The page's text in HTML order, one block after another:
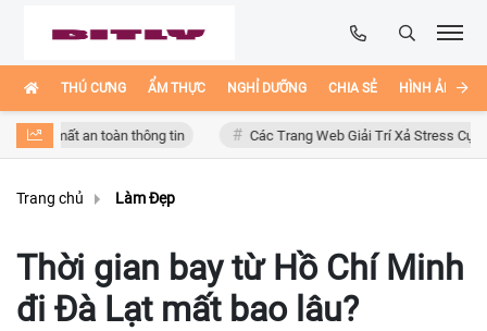
THÚ CƯNG ẨM THỰC NGHỈ DƯỠNG CHIA SẺ HÌNH ẢNH
an toàn thông tin Các Trang Web Giải Trí Xả Stress Cực Hay Ho
Trang chủ Làm Đẹp
Thời gian bay từ Hồ Chí Minh
đi Đà Lạt mất bao lâu?